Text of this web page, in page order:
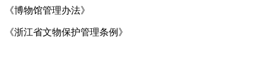
《博物馆管理办法》
《浙江省文物保护管理条例》